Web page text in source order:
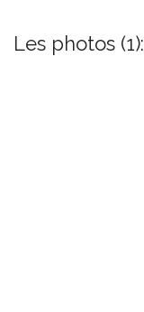
Les photos (1):